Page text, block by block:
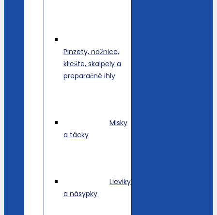
Pinzety, nožnice,
kliešte, skalpely a
preparačné ihly
Misky
a tácky
Lieviky
a násypky